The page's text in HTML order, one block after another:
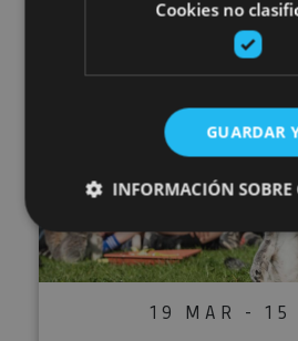
Igantzi
19 MAR - 15
Cookies no
GUARDAR
INFORMACIÓN SOBRE
Cookies estrictamente
Cookies de